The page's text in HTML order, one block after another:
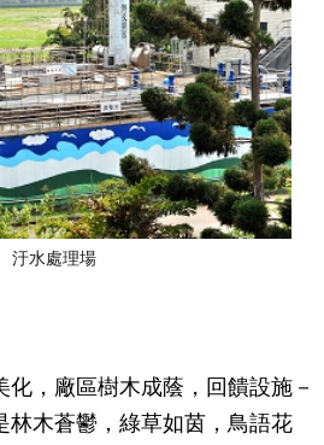
汙水處理場
，廠區樹木成蔭，回饋設施－
林木蒼鬱，綠草如茵，鳥語花